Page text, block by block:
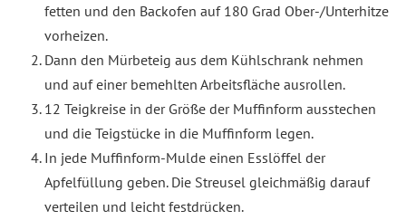
fetten und den Backofen auf 180 Grad Ober-/Unterhitze
vorheizen.
Dann den Mürbeteig aus dem Kühlschrank nehmen
und auf einer bemehlten Arbeitsfläche ausrollen.
12 Teigkreise in der Größe der Muffinform ausstechen
und die Teigstücke in die Muffinform legen.
In jede Muffinform-Mulde einen Esslöffel der
Apfelfüllung geben. Die Streusel gleichmäßig darauf
verteilen und leicht festdrücken.